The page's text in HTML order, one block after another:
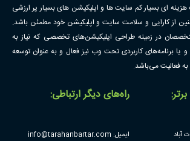
ای بسیار کم سایت ها و اپلیکیشن های بسیار پر ارزشی
از کارایی و سلامت سایت و اپلیکیشن خود مطمئن باشد.
در زمینه طراحی اپلیکیشن‌های تخصصی که نیاز به
یا برنامه‌های کاربردی تحت وب نیز فعال و به عنوان توسعه
فعالیت می‌باشد.
آباد
راه‌های دیگر ارتباطی:
ایمیل: info@tarahanbartar.com